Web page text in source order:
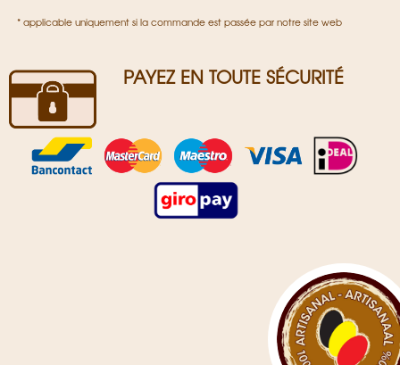
* applicable uniquement si la commande est passée par notre site web
PAYEZ EN TOUTE SÉCURITÉ